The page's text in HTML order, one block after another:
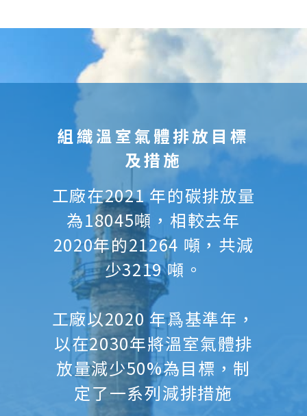
組織溫室氣體排放目標
及措施
工廠在2021 年的碳排放量
為18045噸，相較去年
2020年的21264 噸，共減
少3219 噸。
工廠以2020 年爲基準年，
以在2030年將溫室氣體排
放量減少50%為目標，制
定了一系列減排措施